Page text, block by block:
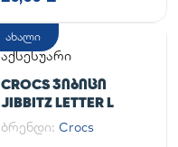
ახალი
აქსესუარი
CROCS ᲯᲘᲑᲘᲪᲘ
JIBBITZ LETTER L
ბრენდი: Crocs